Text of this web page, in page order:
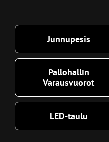
Junnupesis
Pallohallin
Varausvuorot
LED-taulu